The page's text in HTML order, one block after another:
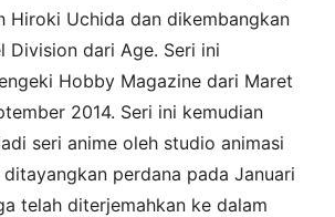
Hiroki Uchida dan dikembangkan
Division dari Age. Seri ini
Hobby Magazine dari Maret
2014. Seri ini kemudian
seri anime oleh studio animasi
perdana pada Januari
telah diterjemahkan ke dalam